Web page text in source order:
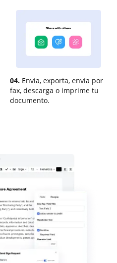
04. Envía, exporta, envía por
fax, descarga o imprime tu
documento.